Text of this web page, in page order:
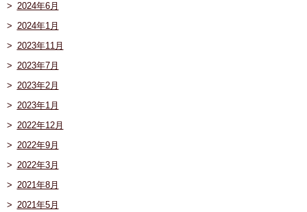
2024年6月
2024年1月
2023年11月
2023年7月
2023年2月
2023年1月
2022年12月
2022年9月
2022年3月
2021年8月
2021年5月